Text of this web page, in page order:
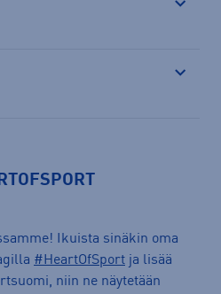
Ikuista sinäkin oma
#HeartOfSport ja lisää
niin ne näytetään